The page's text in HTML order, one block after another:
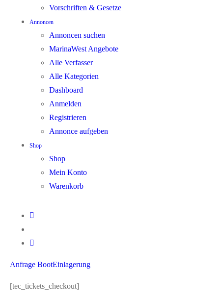
Vorschriften & Gesetze
Annoncen
Annoncen suchen
MarinaWest Angebote
Alle Verfasser
Alle Kategorien
Dashboard
Anmelden
Registrieren
Annonce aufgeben
Shop
Shop
Mein Konto
Warenkorb
Anfrage BootEinlagerung
[tec_tickets_checkout]